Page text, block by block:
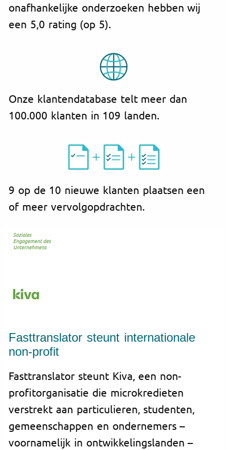
onafhankelijke onderzoeken hebben wij
een 5,0 rating (op 5).
Onze klantendatabase telt meer dan
100.000 klanten in 109 landen.
9 op de 10 nieuwe klanten plaatsen een
of meer vervolgopdrachten.
Fasttranslator steunt internationale
non-profit
Fasttranslator steunt Kiva, een non-
profitorganisatie die microkredieten
verstrekt aan particulieren, studenten,
gemeenschappen en ondernemers –
voornamelijk in ontwikkelingslanden –